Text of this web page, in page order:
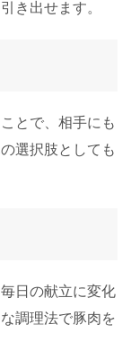
き出せます。
とで、相手にも
選択肢としても
日の献立に変化
調理法で豚肉を